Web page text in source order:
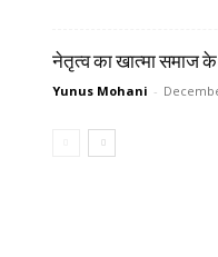
नेतृत्व का खात्मा समाज
Yunus Mohani -